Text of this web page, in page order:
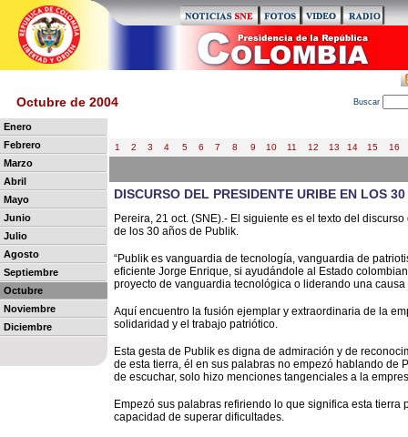
Octubre de 2004 Buscar
Enero
Febrero
Marzo
Abril
Mayo
Junio
Julio
Agosto
Septiembre
Octubre
Noviembre
Diciembre
1 2 3 4 5 6 7 8 9 10 11 12 13 14 15 16
DISCURSO DEL PRESIDENTE URIBE EN LOS
Pereira, 21 oct. (SNE).- El siguiente es el texto del
de los 30 años de Publik.
“Publik es vanguardia de tecnología, vanguardia de
eficiente Jorge Enrique, si ayudándole al Estado
proyecto de vanguardia tecnológica o liderando una
Aquí encuentro la fusión ejemplar y extraordinaria de la
solidaridad y el trabajo patriótico.
Esta gesta de Publik es digna de admiración y de
de esta tierra, él en sus palabras no empezó hablando de
de escuchar, solo hizo menciones tangenciales a la
Empezó sus palabras refiriendo lo que significa esta tierra
capacidad de superar dificultades.